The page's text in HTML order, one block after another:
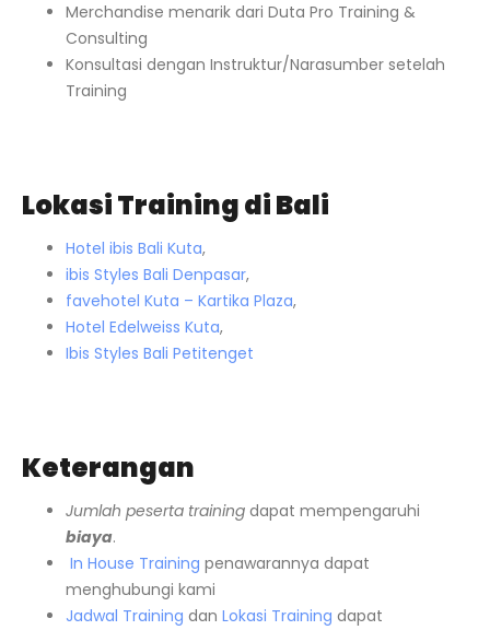
Merchandise menarik dari Duta Pro Training &
Consulting
Konsultasi dengan Instruktur/Narasumber setelah
Training
Lokasi Training di Bali
Hotel ibis Bali Kuta,
ibis Styles Bali Denpasar,
favehotel Kuta – Kartika Plaza,
Hotel Edelweiss Kuta,
Ibis Styles Bali Petitenget
Keterangan
Jumlah peserta training dapat mempengaruhi
biaya.
In House Training penawarannya dapat
menghubungi kami
Jadwal Training dan Lokasi Training dapat